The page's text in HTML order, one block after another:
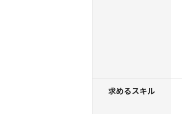
求めるスキル